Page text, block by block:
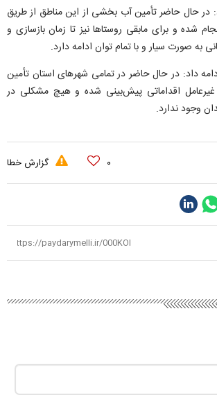
در حال حاضر تأمین آب بخشی از این مناطق از طریق
شده و برای مابقی روستا‌ها نیز تا زمان بازسازی و
به صورت سیار و با تمام توان ادامه دارد.
داد: در حال حاضر در تمامی شهر‌های استان تأمین
غیرعامل اقداماتی پیش‌بینی شده و هیچ مشکلی در
وجود ندارد.
۰ گزارش خطا